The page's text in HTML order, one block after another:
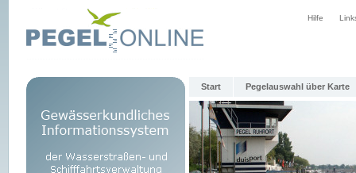
Hilfe
Start Pegelauswahl über Karte